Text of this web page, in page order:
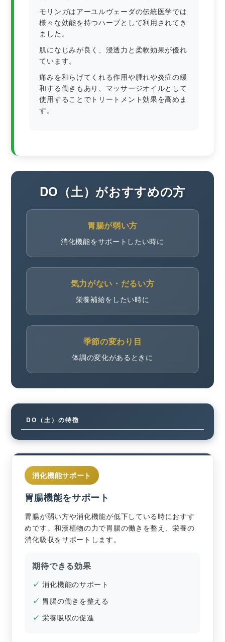
モリンガはアーユルヴェーダの伝統医学では
様々な効能を持つハーブとして利用されてき
ました。
肌になじみが良く、浸透力と柔軟効果が優れ
ています。
痛みを和らげてくれる作用や腫れや炎症の緩
和する働きもあり、マッサージオイルとして
使用することでトリートメント効果を高めま
す。
DO（土）がおすすめの方
胃腸が弱い方
消化機能をサポートしたい時に
気力がない・だるい方
栄養補給をしたい時に
季節の変わり目
体調の変化があるときに
DO（土）の特徴
消化機能サポート
胃腸機能をサポート
胃腸が弱い方や消化機能が低下している時におすす
めです。和漢植物の力で胃腸の働きを整え、栄養の
消化吸収をサポートします。
期待できる効果
消化機能のサポート
胃腸の働きを整える
栄養吸収の促進